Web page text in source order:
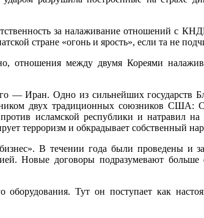
за налаживание отношений с
стране «огонь и ярость», если та не
отношения между двумя Кореями
— Иран. Одно из сильнейших государств
двух традиционных союзников США:
исламской республики и натравил
терроризм и обкрадывает собственный
В течении года были проведены и
Новые договоры подразумевают
Тут он поступает как